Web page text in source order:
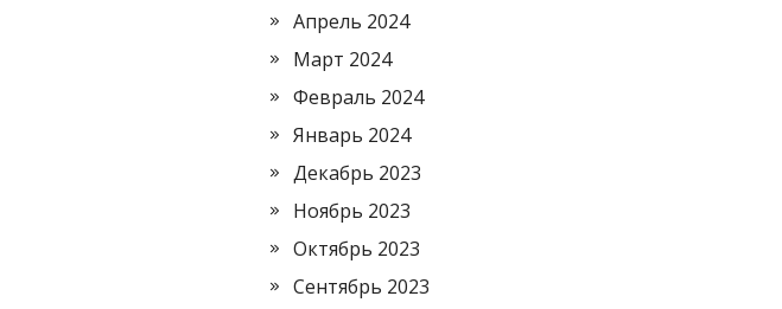
Апрель 2024
Март 2024
Февраль 2024
Январь 2024
Декабрь 2023
Ноябрь 2023
Октябрь 2023
Сентябрь 2023